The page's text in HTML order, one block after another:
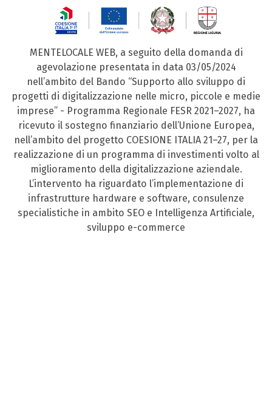
MENTELOCALE WEB, a seguito della domanda di
agevolazione presentata in data 03/05/2024
nell’ambito del Bando “Supporto allo sviluppo di
progetti di digitalizzazione nelle micro, piccole e medie
imprese” - Programma Regionale FESR 2021–2027, ha
ricevuto il sostegno finanziario dell’Unione Europea,
nell’ambito del progetto COESIONE ITALIA 21–27, per la
realizzazione di un programma di investimenti volto al
miglioramento della digitalizzazione aziendale.
L’intervento ha riguardato l’implementazione di
infrastrutture hardware e software, consulenze
specialistiche in ambito SEO e Intelligenza Artificiale,
sviluppo e-commerce